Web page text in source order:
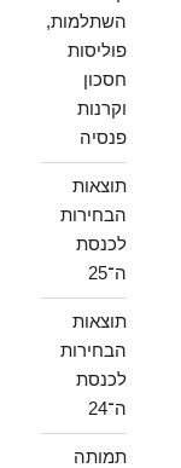
השתלמות,
פוליסות
חסכון
וקרנות
פנסיה
תוצאות
הבחירות
לכנסת
ה־25
תוצאות
הבחירות
לכנסת
ה־24
תמותה